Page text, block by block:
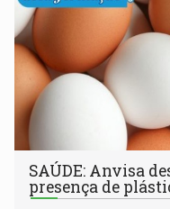
SAÚDE: Anvisa
presença de